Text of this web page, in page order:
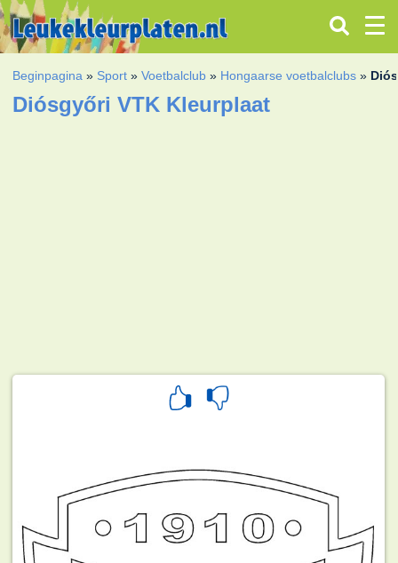
Beginpagina » Sport »Voetbalclub » Hongaarse voetbalclubs »
Diósgyőri VTK Kleurplaat